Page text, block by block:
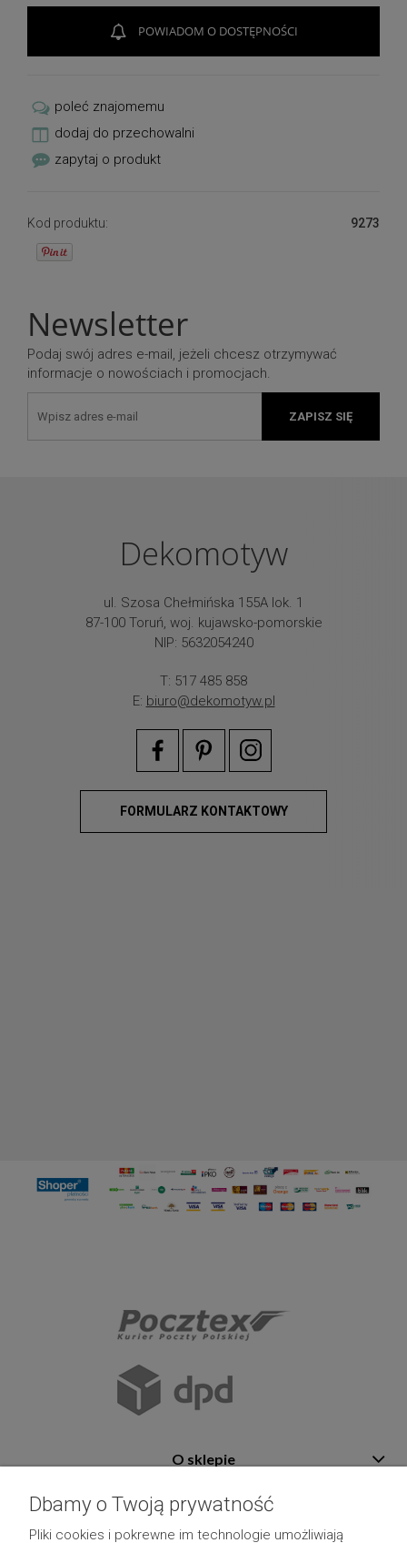
POWIADOM O DOSTĘPNOŚCI
poleć znajomemu
dodaj do przechowalni
zapytaj o produkt
Kod produktu: 9273
Newsletter
Podaj swój adres e-mail, jeżeli chcesz otrzymywać
informacje o nowościach i promocjach.
ZAPISZ SIĘ
Dekomotyw
ul. Szosa Chełmińska 155A lok. 1
87-100 Toruń, woj. kujawsko-pomorskie
NIP: 5632054240
T: 517 485 858
E: biuro@dekomotyw.pl
FORMULARZ KONTAKTOWY
O sklepie
Płatność i dostawa
Dbamy o Twoją prywatność
Pliki cookies i pokrewne im technologie umożliwiają